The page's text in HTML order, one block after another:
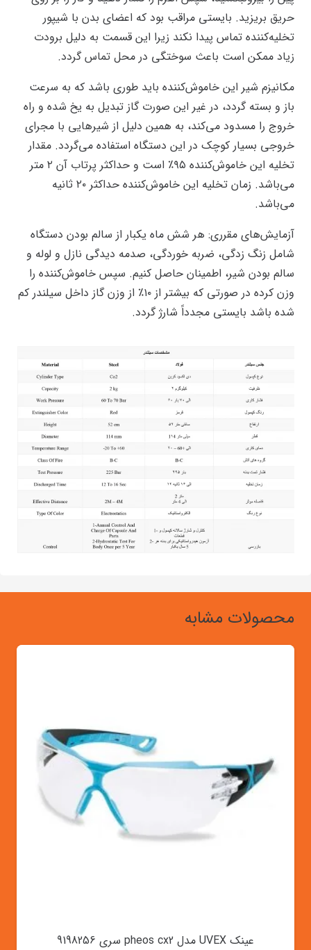
حریق بریزید. بایستی مراقب بود که اعضای بدن با شیپور
تخلیه‌کننده تماس پیدا نکند زیرا این قسمت به دلیل برودت
زیاد ممکن است باعث سوختگی در محل تماس گردد.
مکانیزم شیر این خاموش‌کننده باید طوری باشد که به سرعت
باز و بسته گردد، در غیر این صورت گاز تبدیل به یخ شده و راه
خروج را مسدود می‌کند، به همین دلیل از شیرهایی با مجرای
خروجی بسیار کوچک در این دستگاه استفاده می‌گردد. مقدار
تخلیه این خاموش‌کننده ۹۵٪ است و حداکثر پرتاب آن ۲ متر
می‌باشد. زمان تخلیه این خاموش‌کننده حداکثر ۲۰ ثانیه
می‌باشد.
آزمایش‌های مقرری: هر شش ماه یکبار از سالم بودن دستگاه
شامل زنگ زدگی، ضربه خوردگی، صدمه دیدگی نازل و لوله و
سالم بودن شیر، اطمینان حاصل کنیم. سپس خاموش‌کننده را
وزن کرده در صورتی که بیشتر از ۱۰٪ از وزن گاز داخل سیلندر کم
شده باشد بایستی مجدداً شارژ گردد.
محصولات مشابه
عینک UVEX مدل pheos cx2 سری 9198256